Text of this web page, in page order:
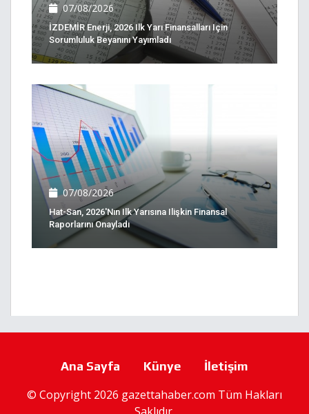
07/08/2026
İZDEMİR Enerji, 2026 Ilk Yarı Finansalları Için
Sorumluluk Beyanını Yayımladı
07/08/2026
Hat-San, 2026'nın Ilk Yarısına Ilişkin Finansal
Raporlarını Onayladı
Ana Sayfa Künye İletişim
© Copyright 2026 gazettahaber.com Tüm Hakları